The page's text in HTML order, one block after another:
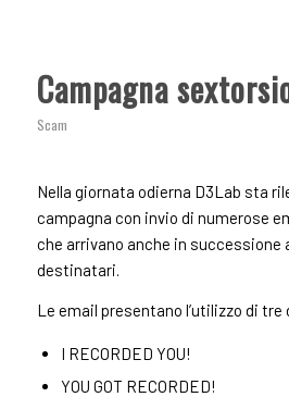
Campagna
Scam
Nella giornata odierna D3Lab sta
campagna con invio di numerose
che arrivano anche in successione
destinatari.
Le email presentano l’utilizzo di
I RECORDED YOU!
YOU GOT RECORDED!